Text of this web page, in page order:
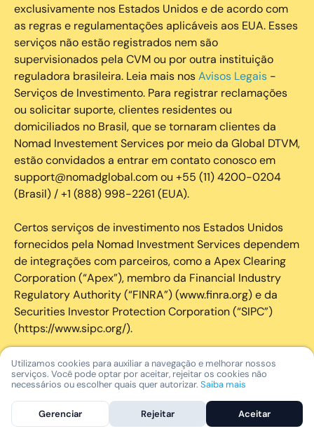
exclusivamente nos Estados Unidos e de acordo com
as regras e regulamentações aplicáveis aos EUA. Esses
serviços não estão registrados nem são
supervisionados pela CVM ou por outra instituição
reguladora brasileira. Leia mais nosAvisos Legais -
Serviços de Investimento. Para registrar reclamações
ou solicitar suporte, clientes residentes ou
domiciliados no Brasil, que se tornaram clientes da
Nomad Investement Services por meio da Global DTVM,
estão convidados a entrar em contato conosco em
support@nomadglobal.com ou +55 (11) 4200-0204
(Brasil) / +1 (888) 998-2261 (EUA).
Certos serviços de investimento nos Estados Unidos
fornecidos pela Nomad Investment Services dependem
de integrações com parceiros, como a Apex Clearing
Corporation (“Apex”), membro da Financial Industry
Regulatory Authority (“FINRA”) (www.finra.org) e da
Securities Investor Protection Corporation (“SIPC”)
(https://www.sipc.org/).
A SIPC protege os valores mobiliários de clientes de
seus membros em até US$ 250.000,00 para
disponível mediante solicitação ou em www.sipc.org. O
SIPC não protege contra perdas de mercado e não
Utilizamos cookies para auxiliar a navegação e melhorar nossos
serviços. Você pode optar por aceitar, rejeitar os cookies não
necessários ou escolher quais quer autorizar. Saiba mais
Gerenciar Rejeitar Aceitar